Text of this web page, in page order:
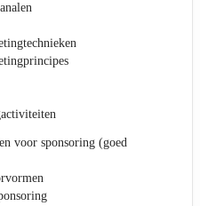
voor sponsoring (goed